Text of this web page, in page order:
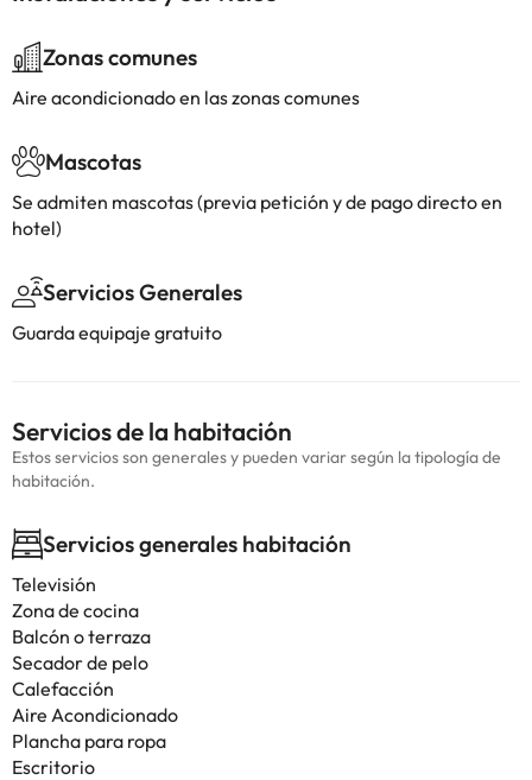
Zonas comunes
Aire acondicionado en las zonas comunes
Mascotas
Se admiten mascotas (previa petición y de pago directo en
hotel)
Servicios Generales
Guarda equipaje gratuito
Servicios de la habitación
Estos servicios son generales y pueden variar según la tipología de
habitación.
Servicios generales habitación
Televisión
Zona de cocina
Balcón o terraza
Secador de pelo
Calefacción
Aire Acondicionado
Plancha para ropa
Escritorio